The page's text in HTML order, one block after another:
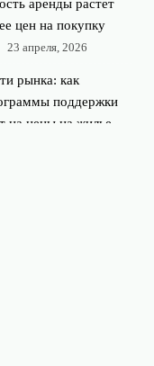
аренды растет
цен на покупку
23 апреля, 2026
рынка: как
поддержки
на цены на жилье